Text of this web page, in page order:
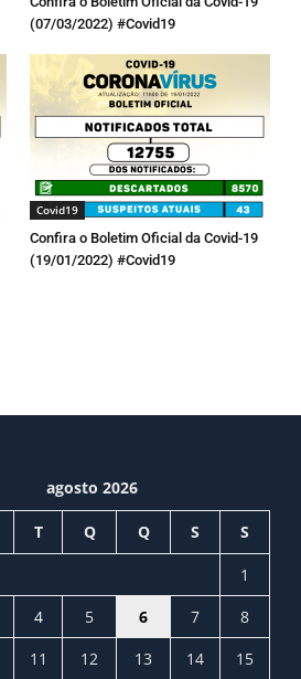
(07/03/2022) #Covid19
Covid19
Confira o Boletim Oficial da Covid-19
(19/01/2022) #Covid19
agosto 2026
T Q Q S S
1
4 5 6 7
8
11 12 13 14 15